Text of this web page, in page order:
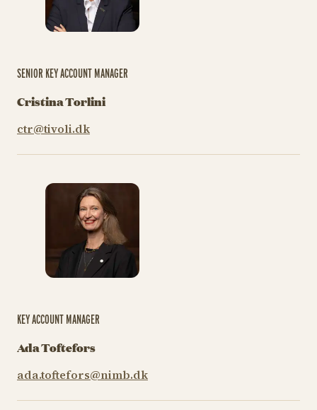
SENIOR KEY ACCOUNT MANAGER
Cristina Torlini
ctr@tivoli.dk
KEY ACCOUNT MANAGER
Ada Toftefors
ada.toftefors@nimb.dk